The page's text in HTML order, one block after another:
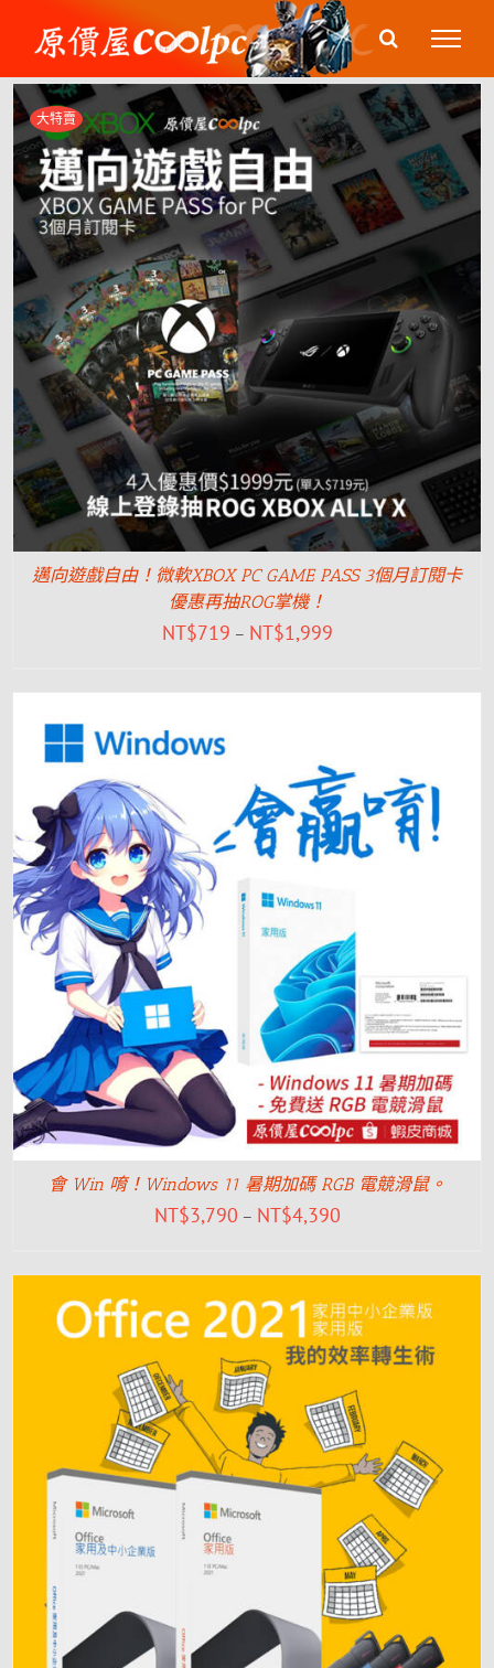
content
大特賣
邁向遊戲自由！微軟XBOX PC GAME PASS 3個月訂閱卡
優惠再抽ROG掌機！
NT$719 – NT$1,999
會 Win 唷！Windows 11 暑期加碼 RGB 電競滑鼠。
NT$3,790 – NT$4,390